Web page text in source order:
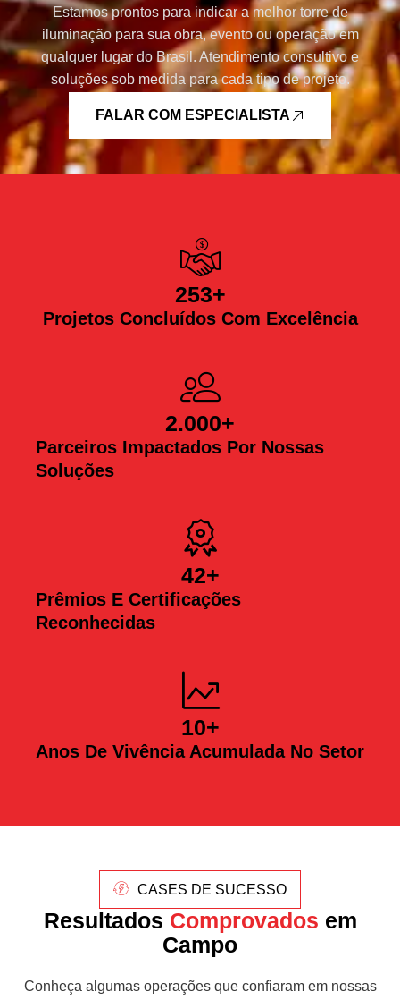
Estamos prontos para indicar a melhor torre de
iluminação para sua obra, evento ou operação em
qualquer lugar do Brasil. Atendimento consultivo e
soluções sob medida para cada tipo de projeto.
FALAR COM ESPECIALISTA
Projetos Concluídos Com Excelência
253+
Parceiros Impactados Por Nossas
Soluções
2.000+
Prêmios E Certificações
Reconhecidas
42+
Anos De Vivência Acumulada No Setor
10+
CASES DE SUCESSO
Resultados Comprovados em
Campo
Conheça algumas operações que confiaram em nossas